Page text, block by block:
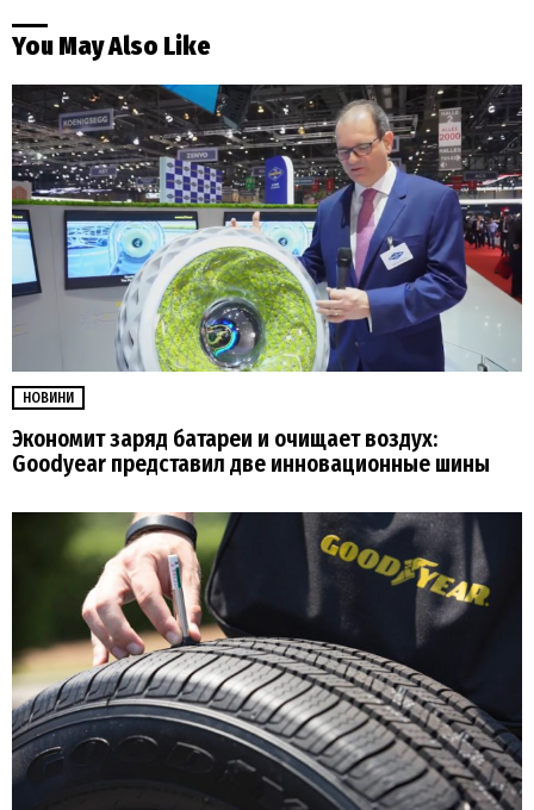
You May Also Like
НОВИНИ
Экономит заряд батареи и очищает воздух:
Goodyear представил две инновационные шины